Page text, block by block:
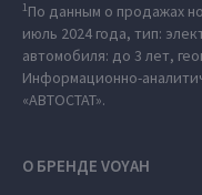
1По данным о продажах
июль 2024 года, тип:
автомобиля: до 3 лет,
Информационно-
«АВТОСТАТ».
О БРЕНДЕ VOYAH